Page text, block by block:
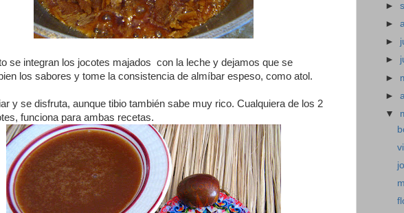
se integran los jocotes majados con la leche y dejamos que se
los sabores y tome la consistencia de almíbar espeso, como atol.
y se disfruta, aunque tibio también sabe muy rico. Cualquiera de los 2
funciona para ambas recetas.
►
►
►
►
►
►
▼